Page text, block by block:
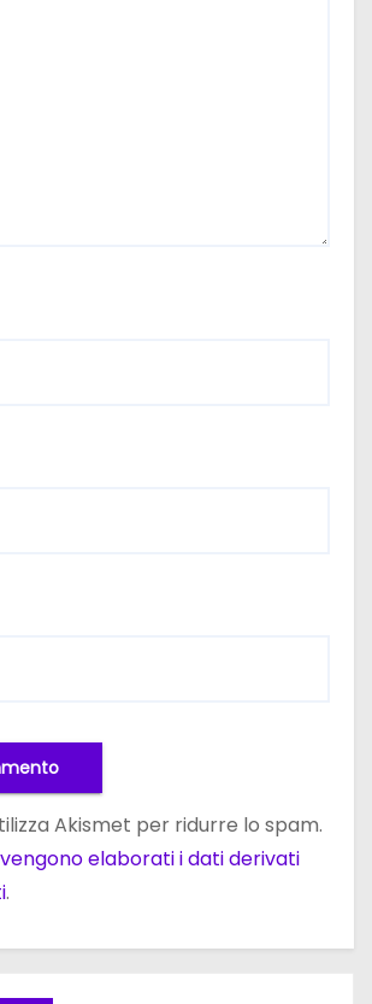
Akismet per ridurre lo spam.
elaborati i dati derivati
.